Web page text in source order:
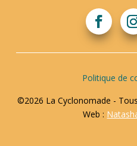
Politique de
©2026 La Cyclonomade -
Web :